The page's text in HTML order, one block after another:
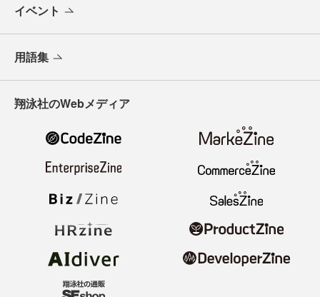
イベント
用語集
翔泳社のWebメディア